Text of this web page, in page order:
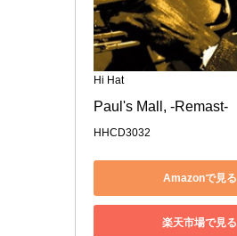
Hi Hat
Paul's Mall, -Remast-
HHCD3032
Amazonで見る
楽天市場で見る